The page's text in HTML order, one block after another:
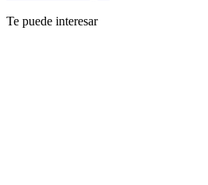
Te puede interesar